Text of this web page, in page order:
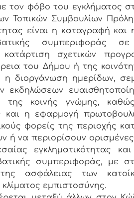
τον φόβο του εγκλήματος
Τοπικών Συμβουλίων
είναι η καταγραφή και
συμπεριφοράς σε
σχετικών
του Δήμου ή της
η διοργάνωση ημερίδων,
εκδηλώσεων
της κοινής γνώμης,
και η εφαρμογή
φορείς της περιοχής
ή να περιορίσουν
εγκληματικότητας
συμπεριφοράς, με
ασφάλειας των
κλίματος εμπιστοσύνης.